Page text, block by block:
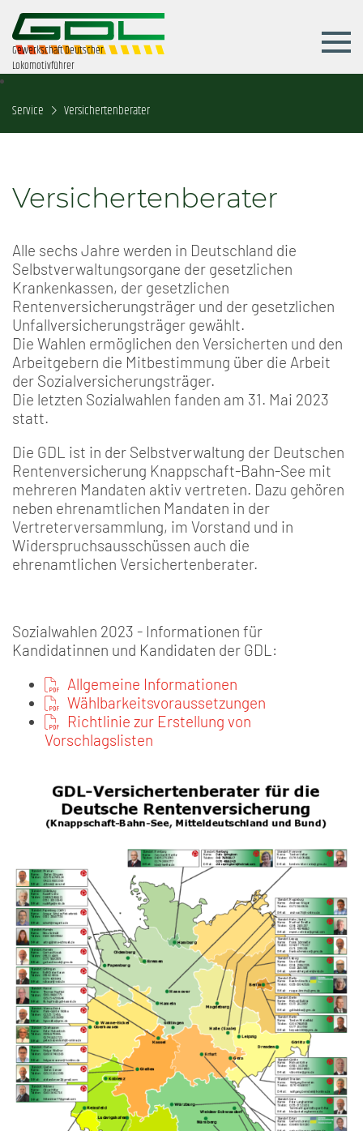
Gewerkschaft Deutscher
Lokomotivführer
Service Versichertenberater
Versichertenberater
Alle sechs Jahre werden in Deutschland die
Selbstverwaltungsorgane der gesetzlichen
Krankenkassen, der gesetzlichen
Rentenversicherungsträger und der gesetzlichen
Unfallversicherungsträger gewählt.
Die Wahlen ermöglichen den Versicherten und den
Arbeitgebern die Mitbestimmung über die Arbeit
der Sozialversicherungsträger.
Die letzten Sozialwahlen fanden am 31. Mai 2023
statt.
Die GDL ist in der Selbstverwaltung der Deutschen
Rentenversicherung Knappschaft-Bahn-See mit
mehreren Mandaten aktiv vertreten. Dazu gehören
neben ehrenamtlichen Mandaten in der
Vertreterversammlung, im Vorstand und in
Widerspruchsausschüssen auch die
ehrenamtlichen Versichertenberater.
Sozialwahlen 2023 - Informationen für
Kandidatinnen und Kandidaten der GDL:
Allgemeine Informationen
Wählbarkeitsvoraussetzungen
Richtlinie zur Erstellung von
Vorschlagslisten